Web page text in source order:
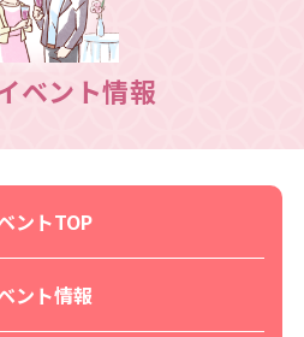
ベント情報
ントTOP
ント情報